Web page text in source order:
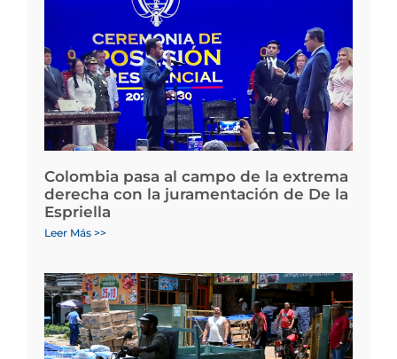
Colombia pasa al campo de la extrema
derecha con la juramentación de De la
Espriella
Leer Más >>